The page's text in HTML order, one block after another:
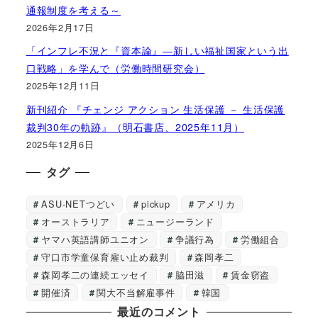
通報制度を考える～
2026年2月17日
「インフレ不況と『資本論』―新しい福祉国家という出
口戦略」を学んで（労働時間研究会）
2025年12月11日
新刊紹介 『チェンジ アクション 生活保護 － 生活保護
裁判30年の軌跡』（明石書店、2025年11月）
2025年12月6日
タグ
ASU-NETつどい pickup
アメリカ
オーストラリア
ニュージーランド
ヤマハ英語講師ユニオン
争議行為
労働組合
守口市学童保育雇い止め裁判
森岡孝二
森岡孝二の連続エッセイ
脇田滋
賃金窃盗
開催済
関大不当解雇事件 韓国
最近のコメント